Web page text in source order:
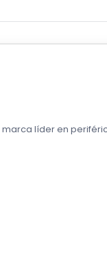
marca líder en